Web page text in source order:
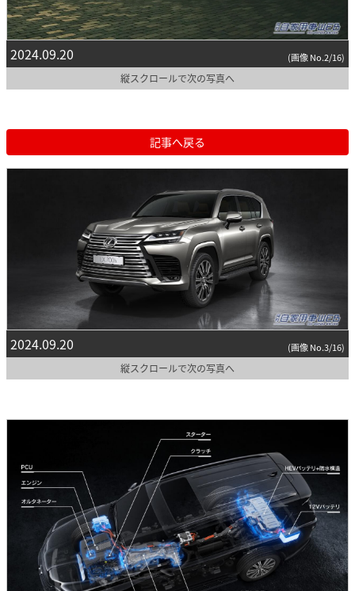
2024.09.20 (画像 No.2/16)
縦スクロールで次の写真へ
記事へ戻る
2024.09.20 (画像 No.3/16)
縦スクロールで次の写真へ